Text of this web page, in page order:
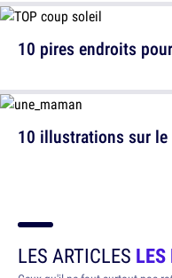
10 pires endroits
10 illustrations sur
LES ARTICLES